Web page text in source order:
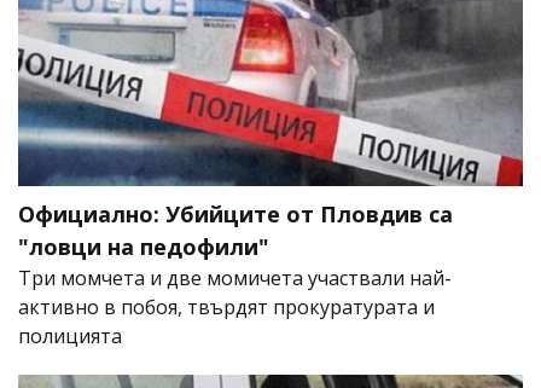
Официално: Убийците от Пловдив са
"ловци на педофили"
Три момчета и две момичета участвали най-
активно в побоя, твърдят прокуратурата и
полицията